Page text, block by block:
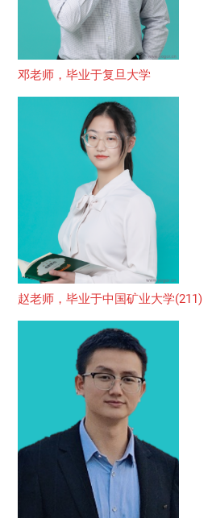
邓老师，毕业于复旦大学
赵老师，毕业于中国矿业大学(211)